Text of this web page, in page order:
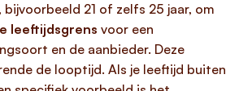
21 of zelfs 25 jaar, om
leeftijdsgrens voor een
en de aanbieder. Deze
de looptijd. Als je leeftijd buiten